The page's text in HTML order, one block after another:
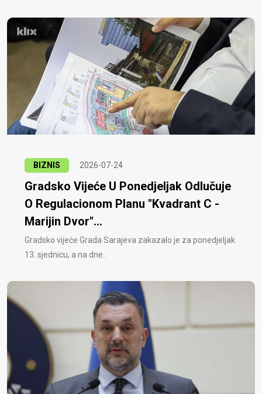
BIZNIS 2026-07-24
Gradsko Vijeće U Ponedjeljak Odlučuje
O Regulacionom Planu "Kvadrant C -
Marijin Dvor"...
Gradsko vijeće Grada Sarajeva zakazalo je za ponedjeljak
13. sjednicu, a na dne..